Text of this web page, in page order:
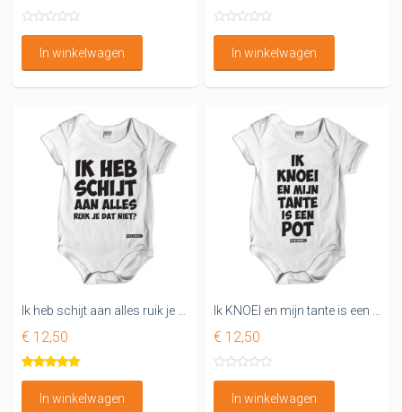
In winkelwagen In winkelwagen
Ik heb schijt aan alles ruik je dat niet Rompertje
€ 12,50
In winkelwagen
Ik KNOEI en mijn tante is een POT Leuk rompertje
€ 12,50
In winkelwagen